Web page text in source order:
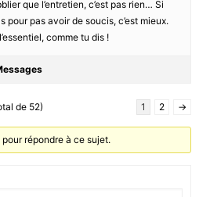
que l’entretien, c’est pas rien… Si
pour pas avoir de soucis, c’est mieux.
comme tu dis !
de 52) 1 2 →
répondre à ce sujet.